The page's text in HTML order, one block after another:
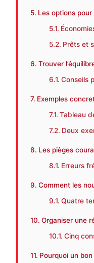
Les options
Prêts et
Trouver
Conseils
Exemples
Tableau
Deux
Les pièges
Erreurs
Comment les
Quatre
Organiser une
Cinq
Pourquoi un